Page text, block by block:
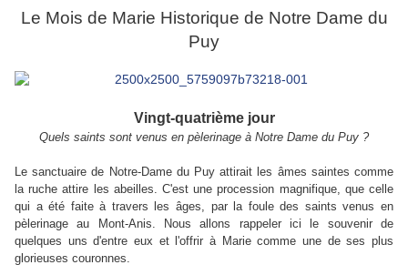
Le Mois de Marie Historique de Notre Dame du
Puy
Vingt-quatrième jour
Quels saints sont venus en pèlerinage à Notre Dame du Puy ?
Le sanctuaire de Notre-Dame du Puy attirait les âmes saintes comme
la ruche attire les abeilles. C'est une procession magnifique, que celle
qui a été faite à travers les âges, par la foule des saints venus en
pèlerinage au Mont-Anis. Nous allons rappeler ici le souvenir de
quelques uns d'entre eux et l'offrir à Marie comme une de ses plus
glorieuses couronnes.